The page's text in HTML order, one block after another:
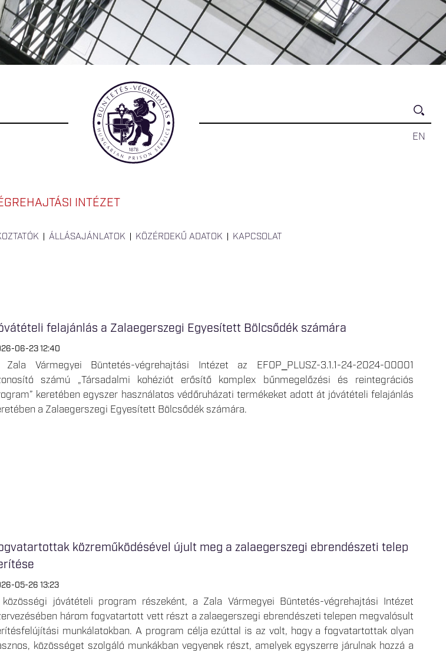
EN
INTÉZET
ÁLLÁSAJÁNLATOK KÖZÉRDEKŰ ADATOK KAPCSOLAT
felajánlás a Zalaegerszegi Egyesített Bölcsődék számára
06-23 12:40
Vármegyei Büntetés-végrehajtási Intézet az EFOP_PLUSZ-3.1.1-24-2024-00001
számú „Társadalmi kohéziót erősítő komplex bűnmegelőzési és reintegrációs
keretében egyszer használatos védőruházati termékeket adott át jóvátételi felajánlás
a Zalaegerszegi Egyesített Bölcsődék számára.
közreműködésével újult meg a zalaegerszegi ebrendészeti telep
05-26 13:23
jóvátételi program részeként, a Zala Vármegyei Büntetés-végrehajtási Intézet
három fogvatartott vett részt a zalaegerszegi ebrendészeti telepen megvalósult
munkálatokban. A program célja ezúttal is az volt, hogy a fogvatartottak olyan
közösséget szolgáló munkákban vegyenek részt, amelyek egyszerre járulnak hozzá a